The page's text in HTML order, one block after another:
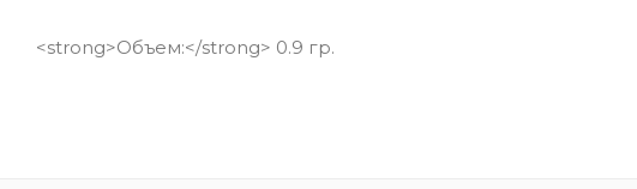
<strong>Объем:</strong> 0.9 гр.